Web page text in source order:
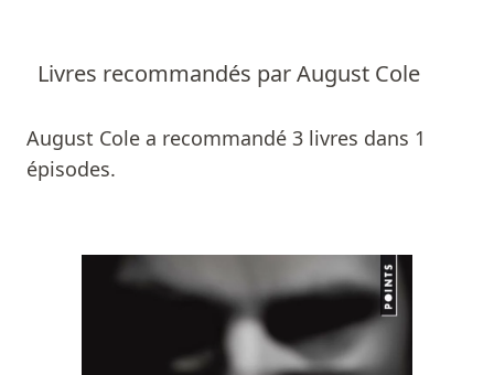
Livres recommandés par August Cole
August Cole a recommandé 3 livres dans 1
épisodes.
Livres
Prix littéraires